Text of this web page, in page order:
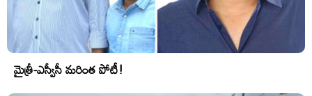
మైత్రీ-ఎస్వీసీ మరింత పోటీ!